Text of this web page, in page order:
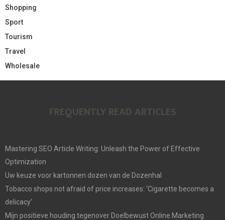
Shopping
Sport
Tourism
Travel
Wholesale
FREQUENTLY READ ARTICLES
Mastering SEO Article Writing: Unleash the Power of Effective
Optimization
Uw keuze voor kartonnen dozen van de Dozenhal
Tobacco shops not afraid of price increases: ‘Cigarette becomes a
delicacy’
Mijn positieve houding tegenover Doelbewust Online Marketing